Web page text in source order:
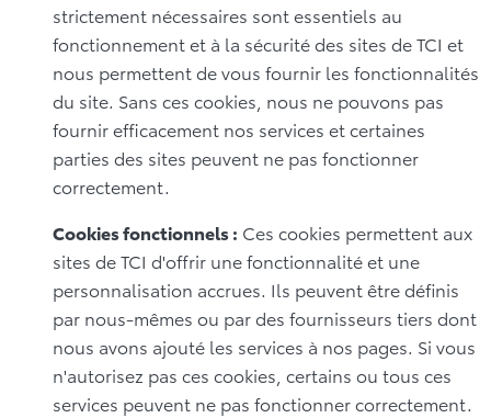
strictement nécessaires sont essentiels au
fonctionnement et à la sécurité des sites de TCI et
nous permettent de vous fournir les fonctionnalités
du site. Sans ces cookies, nous ne pouvons pas
fournir efficacement nos services et certaines
parties des sites peuvent ne pas fonctionner
correctement.
Cookies fonctionnels : Ces cookies permettent aux
sites de TCI d'offrir une fonctionnalité et une
personnalisation accrues. Ils peuvent être définis
par nous-mêmes ou par des fournisseurs tiers dont
nous avons ajouté les services à nos pages. Si vous
n'autorisez pas ces cookies, certains ou tous ces
services peuvent ne pas fonctionner correctement.